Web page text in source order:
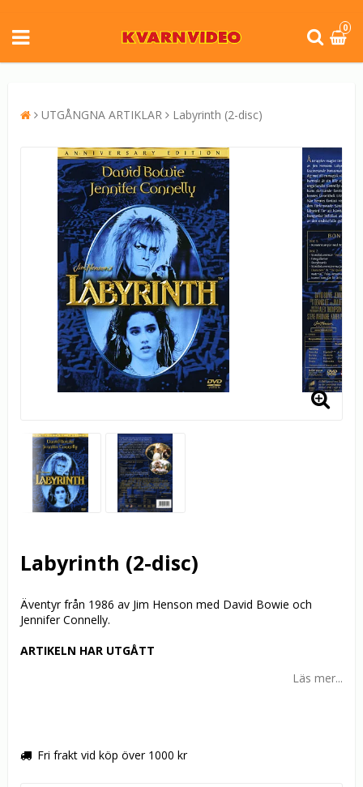
0
UTGÅNGNA ARTIKLAR Labyrinth (2-disc)
Labyrinth (2-disc)
Äventyr från 1986 av Jim Henson med David Bowie och
Jennifer Connelly.
ARTIKELN HAR UTGÅTT
Läs mer...
Fri frakt vid köp över 1000 kr